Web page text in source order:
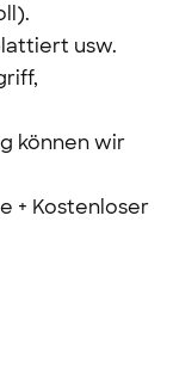
usw.
können wir
+ Kostenloser